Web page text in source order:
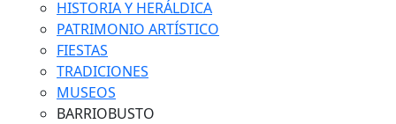
HISTORIA Y HERÁLDICA
PATRIMONIO ARTÍSTICO
FIESTAS
TRADICIONES
MUSEOS
BARRIOBUSTO